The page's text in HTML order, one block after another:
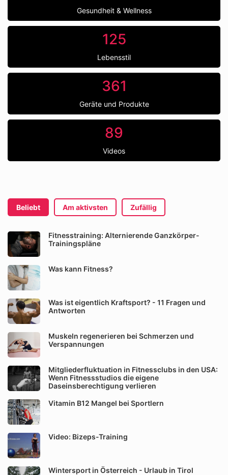
Gesundheit & Wellness
125
Lebensstil
361
Geräte und Produkte
89
Videos
Beliebt Am aktivsten Zufällig
Fitnesstraining: Alternierende Ganzkörper-
Trainingspläne
Was kann Fitness?
Was ist eigentlich Kraftsport? - 11 Fragen und
Antworten
Muskeln regenerieren bei Schmerzen und
Verspannungen
Mitgliederfluktuation in Fitnessclubs in den USA:
Wenn Fitnessstudios die eigene
Daseinsberechtigung verlieren
Vitamin B12 Mangel bei Sportlern
Video: Bizeps-Training
Wintersport in Österreich - Urlaub in Tirol